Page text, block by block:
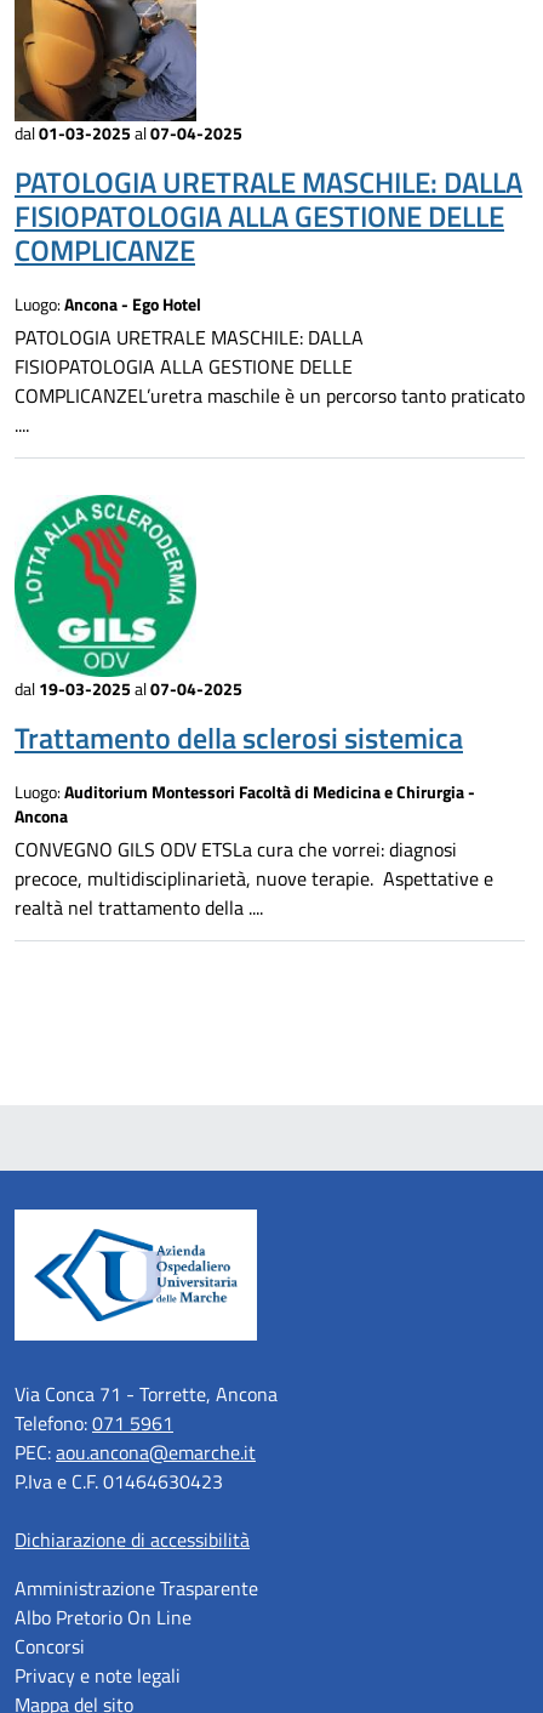
dal01-03-2025 al07-04-2025
PATOLOGIA URETRALE MASCHILE: DALLA
FISIOPATOLOGIA ALLA GESTIONE DELLE
COMPLICANZE
Luogo:Ancona - Ego Hotel
PATOLOGIA URETRALE MASCHILE: DALLA
FISIOPATOLOGIA ALLA GESTIONE DELLE
COMPLICANZEL’uretra maschile è un percorso tanto praticato
....
dal 19-03-2025 al07-04-2025
Trattamento della sclerosi sistemica
Luogo:Auditorium Montessori Facoltà di Medicina e Chirurgia -
Ancona
CONVEGNO GILS ODV ETSLa cura che vorrei: diagnosi
precoce, multidisciplinarietà, nuove terapie. Aspettative e
realtà nel trattamento della ....
Via Conca 71 - Torrette, Ancona
Telefono:071 5961
PEC:aou.ancona@emarche.it
P.Iva e C.F. 01464630423
Dichiarazione di accessibilità
Amministrazione Trasparente
Albo Pretorio On Line
Concorsi
Privacy e note legali
Mappa del sito